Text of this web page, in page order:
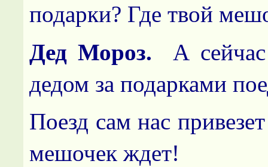
подарки? Где твой
Дед Мороз.
А
дедом за подарками
Поезд сам нас
мешочек ждет!